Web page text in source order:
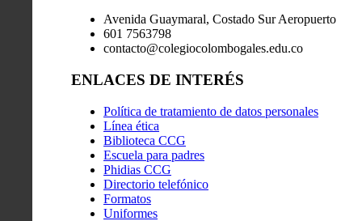
Avenida Guaymaral, Costado Sur Aeropuerto
601 7563798
contacto@colegiocolombogales.edu.co
ENLACES DE INTERÉS
Política de tratamiento de datos personales
Línea ética
Biblioteca CCG
Escuela para padres
Phidias CCG
Directorio telefónico
Formatos
Uniformes